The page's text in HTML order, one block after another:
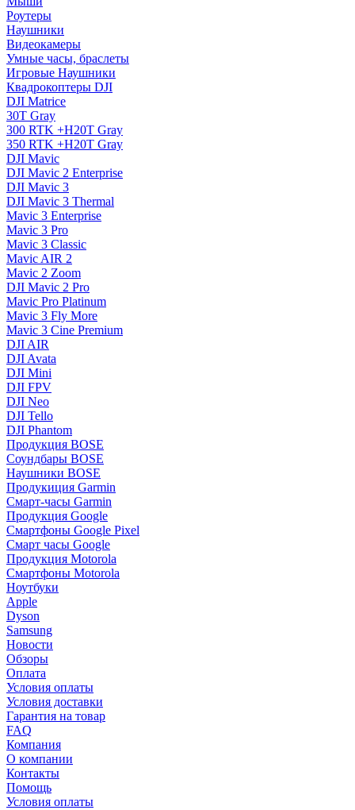
Роутеры
Наушники
Видеокамеры
Умные часы, браслеты
Игровые Наушники
Квадрокоптеры DJI
DJI Matrice
30T Gray
300 RTK +H20T Gray
350 RTK +H20T Gray
DJI Mavic
DJI Mavic 2 Enterprise
DJI Mavic 3
DJI Mavic 3 Thermal
Mavic 3 Enterprise
Mavic 3 Pro
Mavic 3 Сlassic
Mavic AIR 2
Mavic 2 Zoom
DJI Mavic 2 Pro
Mavic Pro Platinum
Mavic 3 Fly More
Mavic 3 Cine Premium
DJI AIR
DJI Avata
DJI Mini
DJI FPV
DJI Neo
DJI Tello
DJI Phantom
Продукция BOSE
Соундбары BOSE
Наушники BOSE
Продукиция Garmin
Смарт-часы Garmin
Продукция Google
Смартфоны Google Pixel
Смарт часы Google
Продукция Motorola
Смартфоны Motorola
Ноутбуки
Apple
Dyson
Samsung
Новости
Обзоры
Оплата
Условия оплаты
Условия доставки
Гарантия на товар
FAQ
Компания
О компании
Контакты
Помощь
Условия оплаты